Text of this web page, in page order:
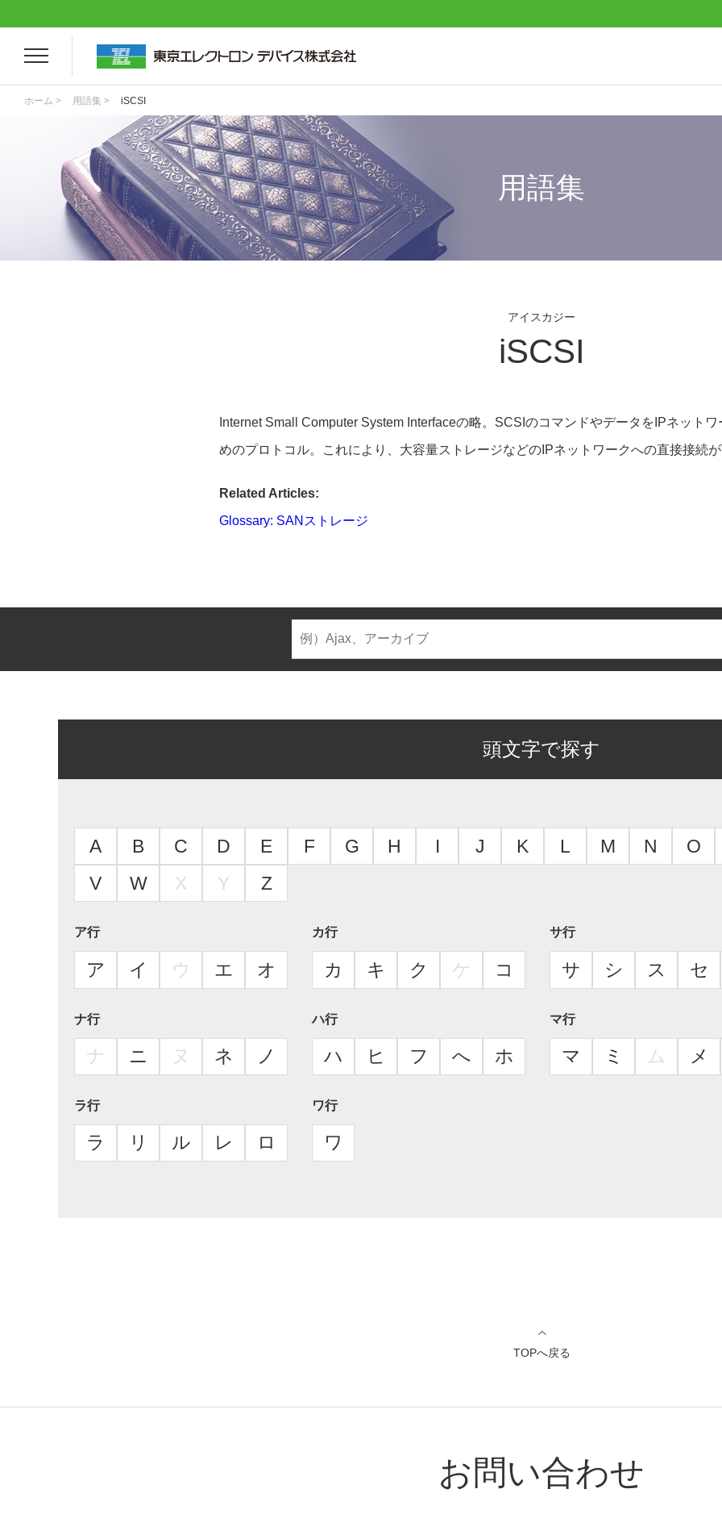
ホーム > 用語集 > iSCSI
用語集
アイスカジー
iSCSI
Internet Small Computer System Interfaceの略。SCSIのコマンドやデータをIPネット
めのプロトコル。これにより、大容量ストレージなどのIPネットワークへの直接接続
Related Articles:
Glossary: SANストレージ
頭文字で探す
A B C D E F G H I J K L M N
O
V
W X Y Z
ア行
ア イ ウ エ オ
カ行
カ キ ク ケ コ
サ行
サ シ ス セ
ナ行
ナ ニ ヌ ネ ノ
ハ行
ハ ヒ フ へ ホ
マ行
マ ミ ム メ
ラ行
ラ リ ル レ ロ
ワ行
ワ
TOPへ戻る
お問い合わせ